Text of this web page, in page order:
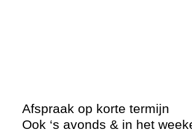
Afspraak op korte termijn
Ook ‘s avonds & in het